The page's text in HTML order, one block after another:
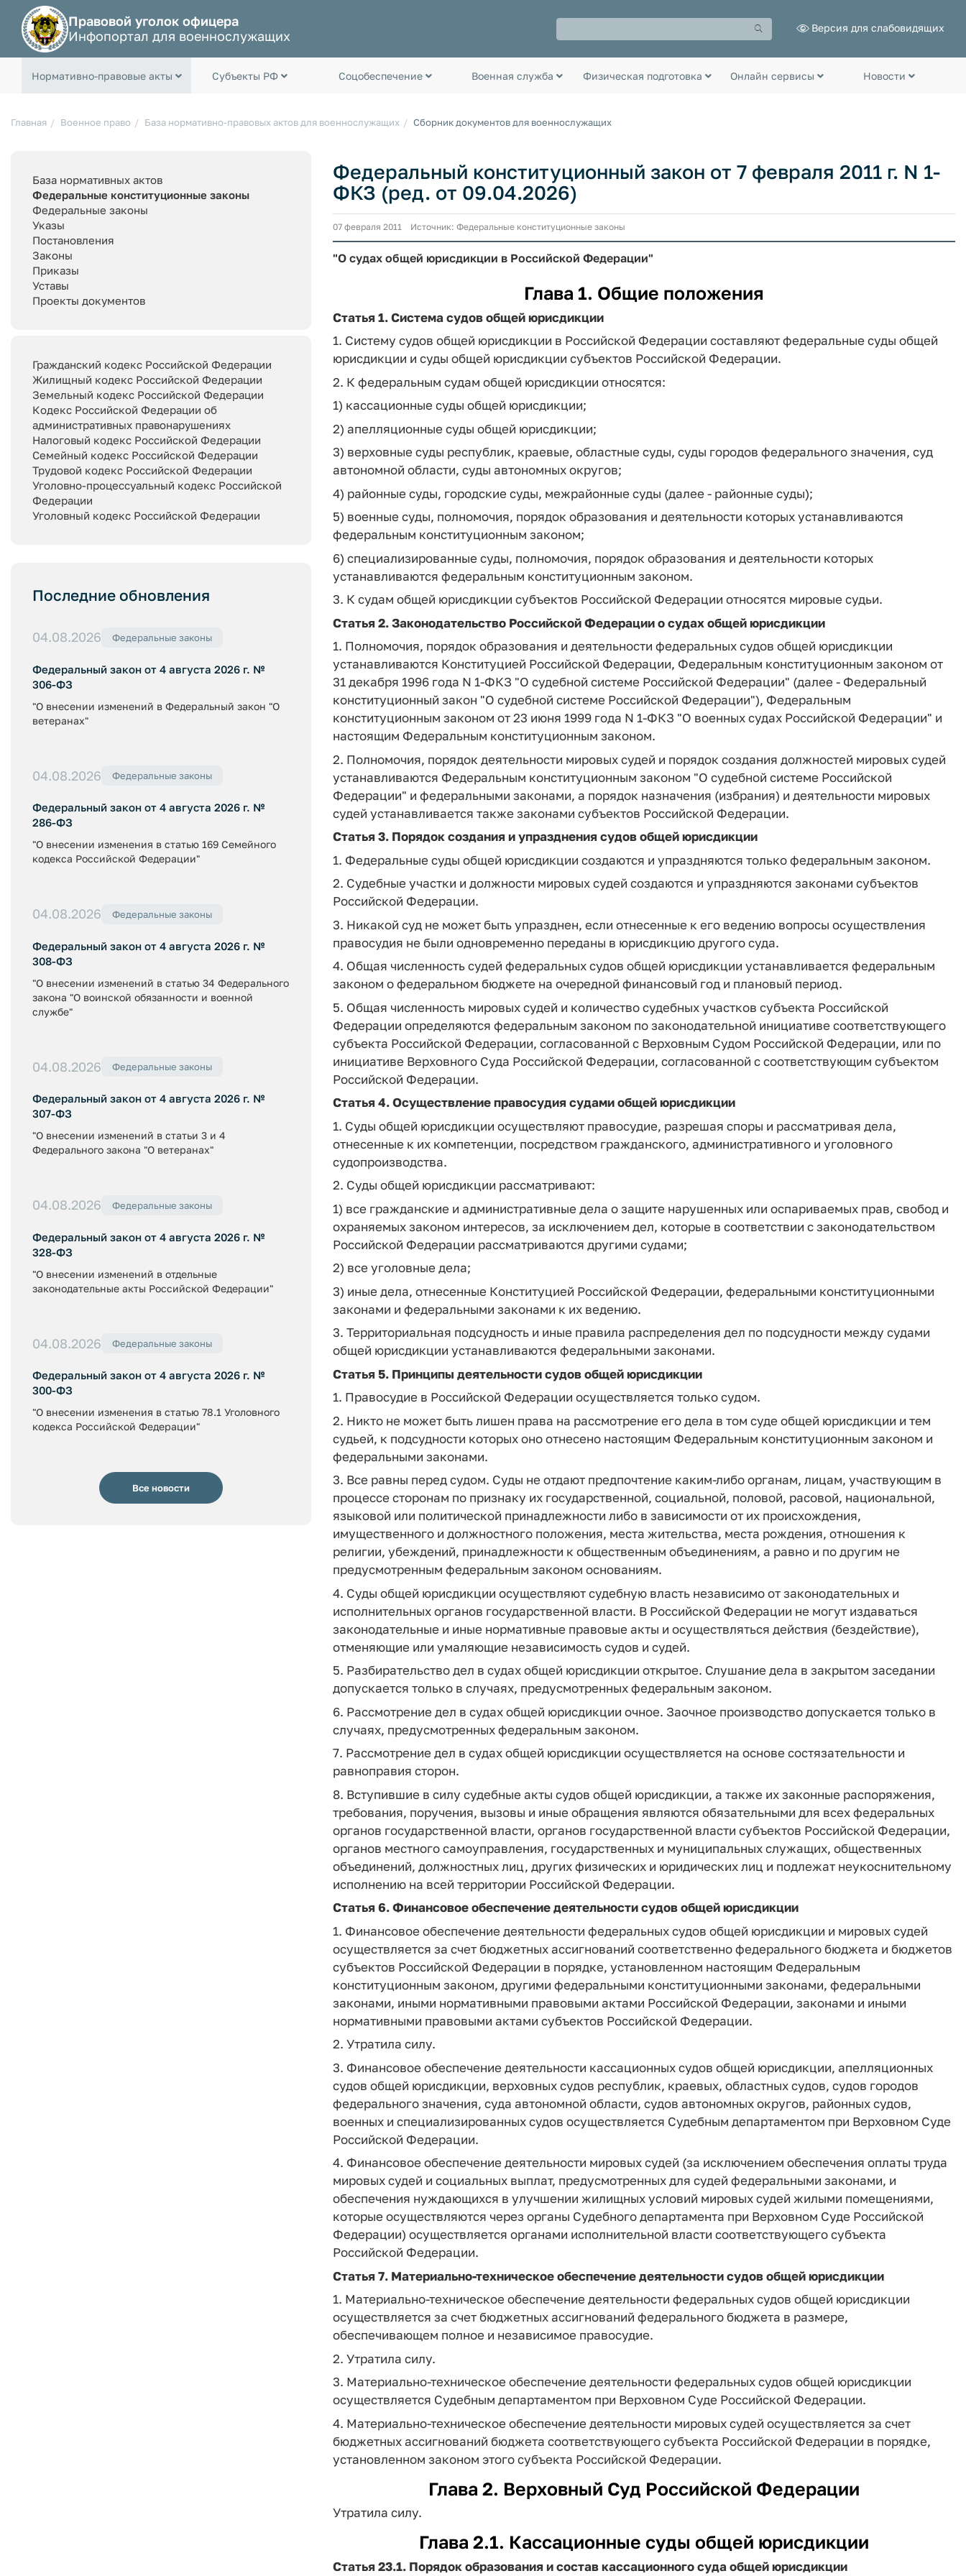
Правовой уголок офицера
Инфопортал для военнослужащих
Версия для слабовидящих
Нормативно-правовые акты Субъекты РФ Соцобеспечение Военная служба Физическая подготовка Онлайн сервисы Новости
Главная Военное право База нормативно-правовых актов для военнослужащих Сборник документов для военнослужащих
База нормативных актов
Федеральные конституционные законы
Федеральные законы
Указы
Постановления
Законы
Приказы
Уставы
Проекты документов
Гражданский кодекс Российской Федерации
Жилищный кодекс Российской Федерации
Земельный кодекс Российской Федерации
Кодекс Российской Федерации об
административных правонарушениях
Налоговый кодекс Российской Федерации
Семейный кодекс Российской Федерации
Трудовой кодекс Российской Федерации
Уголовно-процессуальный кодекс Российской
Федерации
Уголовный кодекс Российской Федерации
Последние обновления
04.08.2026 Федеральные законы
Федеральный закон от 4 августа 2026 г. №
306-ФЗ
"О внесении изменений в Федеральный закон "О
ветеранах"
04.08.2026 Федеральные законы
Федеральный закон от 4 августа 2026 г. №
286-ФЗ
"О внесении изменения в статью 169 Семейного
кодекса Российской Федерации"
04.08.2026 Федеральные законы
Федеральный закон от 4 августа 2026 г. №
308-ФЗ
"О внесении изменений в статью 34 Федерального
закона "О воинской обязанности и военной
службе"
04.08.2026 Федеральные законы
Федеральный закон от 4 августа 2026 г. №
307-ФЗ
"О внесении изменений в статьи 3 и 4
Федерального закона "О ветеранах"
04.08.2026 Федеральные законы
Федеральный закон от 4 августа 2026 г. №
328-ФЗ
"О внесении изменений в отдельные
законодательные акты Российской Федерации"
04.08.2026 Федеральные законы
Федеральный закон от 4 августа 2026 г. №
300-ФЗ
"О внесении изменения в статью 78.1 Уголовного
кодекса Российской Федерации"
Все новости
Федеральный конституционный закон от 7 февраля 2011 г. N 1-
ФКЗ (ред. от 09.04.2026)
07 февраля 2011 Источник: Федеральные конституционные законы
"О судах общей юрисдикции в Российской Федерации"
Глава 1. Общие положения
Статья 1. Система судов общей юрисдикции
1. Систему судов общей юрисдикции в Российской Федерации составляют федеральные суды общей
юрисдикции и суды общей юрисдикции субъектов Российской Федерации.
2. К федеральным судам общей юрисдикции относятся:
1) кассационные суды общей юрисдикции;
2) апелляционные суды общей юрисдикции;
3) верховные суды республик, краевые, областные суды, суды городов федерального значения, суд
автономной области, суды автономных округов;
4) районные суды, городские суды, межрайонные суды (далее - районные суды);
5) военные суды, полномочия, порядок образования и деятельности которых устанавливаются
федеральным конституционным законом;
6) специализированные суды, полномочия, порядок образования и деятельности которых
устанавливаются федеральным конституционным законом.
3. К судам общей юрисдикции субъектов Российской Федерации относятся мировые судьи.
Статья 2. Законодательство Российской Федерации о судах общей юрисдикции
1. Полномочия, порядок образования и деятельности федеральных судов общей юрисдикции
устанавливаются Конституцией Российской Федерации, Федеральным конституционным законом от
31 декабря 1996 года N 1-ФКЗ "О судебной системе Российской Федерации" (далее - Федеральный
конституционный закон "О судебной системе Российской Федерации"), Федеральным
конституционным законом от 23 июня 1999 года N 1-ФКЗ "О военных судах Российской Федерации" и
настоящим Федеральным конституционным законом.
2. Полномочия, порядок деятельности мировых судей и порядок создания должностей мировых судей
устанавливаются Федеральным конституционным законом "О судебной системе Российской
Федерации" и федеральными законами, а порядок назначения (избрания) и деятельности мировых
судей устанавливается также законами субъектов Российской Федерации.
Статья 3. Порядок создания и упразднения судов общей юрисдикции
1. Федеральные суды общей юрисдикции создаются и упраздняются только федеральным законом.
2. Судебные участки и должности мировых судей создаются и упраздняются законами субъектов
Российской Федерации.
3. Никакой суд не может быть упразднен, если отнесенные к его ведению вопросы осуществления
правосудия не были одновременно переданы в юрисдикцию другого суда.
4. Общая численность судей федеральных судов общей юрисдикции устанавливается федеральным
законом о федеральном бюджете на очередной финансовый год и плановый период.
5. Общая численность мировых судей и количество судебных участков субъекта Российской
Федерации определяются федеральным законом по законодательной инициативе соответствующего
субъекта Российской Федерации, согласованной с Верховным Судом Российской Федерации, или по
инициативе Верховного Суда Российской Федерации, согласованной с соответствующим субъектом
Российской Федерации.
Статья 4. Осуществление правосудия судами общей юрисдикции
1. Суды общей юрисдикции осуществляют правосудие, разрешая споры и рассматривая дела,
отнесенные к их компетенции, посредством гражданского, административного и уголовного
судопроизводства.
2. Суды общей юрисдикции рассматривают:
1) все гражданские и административные дела о защите нарушенных или оспариваемых прав, свобод и
охраняемых законом интересов, за исключением дел, которые в соответствии с законодательством
Российской Федерации рассматриваются другими судами;
2) все уголовные дела;
3) иные дела, отнесенные Конституцией Российской Федерации, федеральными конституционными
законами и федеральными законами к их ведению.
3. Территориальная подсудность и иные правила распределения дел по подсудности между судами
общей юрисдикции устанавливаются федеральными законами.
Статья 5. Принципы деятельности судов общей юрисдикции
1. Правосудие в Российской Федерации осуществляется только судом.
2. Никто не может быть лишен права на рассмотрение его дела в том суде общей юрисдикции и тем
судьей, к подсудности которых оно отнесено настоящим Федеральным конституционным законом и
федеральными законами.
3. Все равны перед судом. Суды не отдают предпочтение каким-либо органам, лицам, участвующим в
процессе сторонам по признаку их государственной, социальной, половой, расовой, национальной,
языковой или политической принадлежности либо в зависимости от их происхождения,
имущественного и должностного положения, места жительства, места рождения, отношения к
религии, убеждений, принадлежности к общественным объединениям, а равно и по другим не
предусмотренным федеральным законом основаниям.
4. Суды общей юрисдикции осуществляют судебную власть независимо от законодательных и
исполнительных органов государственной власти. В Российской Федерации не могут издаваться
законодательные и иные нормативные правовые акты и осуществляться действия (бездействие),
отменяющие или умаляющие независимость судов и судей.
5. Разбирательство дел в судах общей юрисдикции открытое. Слушание дела в закрытом заседании
допускается только в случаях, предусмотренных федеральным законом.
6. Рассмотрение дел в судах общей юрисдикции очное. Заочное производство допускается только в
случаях, предусмотренных федеральным законом.
7. Рассмотрение дел в судах общей юрисдикции осуществляется на основе состязательности и
равноправия сторон.
8. Вступившие в силу судебные акты судов общей юрисдикции, а также их законные распоряжения,
требования, поручения, вызовы и иные обращения являются обязательными для всех федеральных
органов государственной власти, органов государственной власти субъектов Российской Федерации,
органов местного самоуправления, государственных и муниципальных служащих, общественных
объединений, должностных лиц, других физических и юридических лиц и подлежат неукоснительному
исполнению на всей территории Российской Федерации.
Статья 6. Финансовое обеспечение деятельности судов общей юрисдикции
1. Финансовое обеспечение деятельности федеральных судов общей юрисдикции и мировых судей
осуществляется за счет бюджетных ассигнований соответственно федерального бюджета и бюджетов
субъектов Российской Федерации в порядке, установленном настоящим Федеральным
конституционным законом, другими федеральными конституционными законами, федеральными
законами, иными нормативными правовыми актами Российской Федерации, законами и иными
нормативными правовыми актами субъектов Российской Федерации.
2. Утратила силу.
3. Финансовое обеспечение деятельности кассационных судов общей юрисдикции, апелляционных
судов общей юрисдикции, верховных судов республик, краевых, областных судов, судов городов
федерального значения, суда автономной области, судов автономных округов, районных судов,
военных и специализированных судов осуществляется Судебным департаментом при Верховном Суде
Российской Федерации.
4. Финансовое обеспечение деятельности мировых судей (за исключением обеспечения оплаты труда
мировых судей и социальных выплат, предусмотренных для судей федеральными законами, и
обеспечения нуждающихся в улучшении жилищных условий мировых судей жилыми помещениями,
которые осуществляются через органы Судебного департамента при Верховном Суде Российской
Федерации) осуществляется органами исполнительной власти соответствующего субъекта
Российской Федерации.
Статья 7. Материально-техническое обеспечение деятельности судов общей юрисдикции
1. Материально-техническое обеспечение деятельности федеральных судов общей юрисдикции
осуществляется за счет бюджетных ассигнований федерального бюджета в размере,
обеспечивающем полное и независимое правосудие.
2. Утратила силу.
3. Материально-техническое обеспечение деятельности федеральных судов общей юрисдикции
осуществляется Судебным департаментом при Верховном Суде Российской Федерации.
4. Материально-техническое обеспечение деятельности мировых судей осуществляется за счет
бюджетных ассигнований бюджета соответствующего субъекта Российской Федерации в порядке,
установленном законом этого субъекта Российской Федерации.
Глава 2. Верховный Суд Российской Федерации
Утратила силу.
Глава 2.1. Кассационные суды общей юрисдикции
Статья 23.1. Порядок образования и состав кассационного суда общей юрисдикции